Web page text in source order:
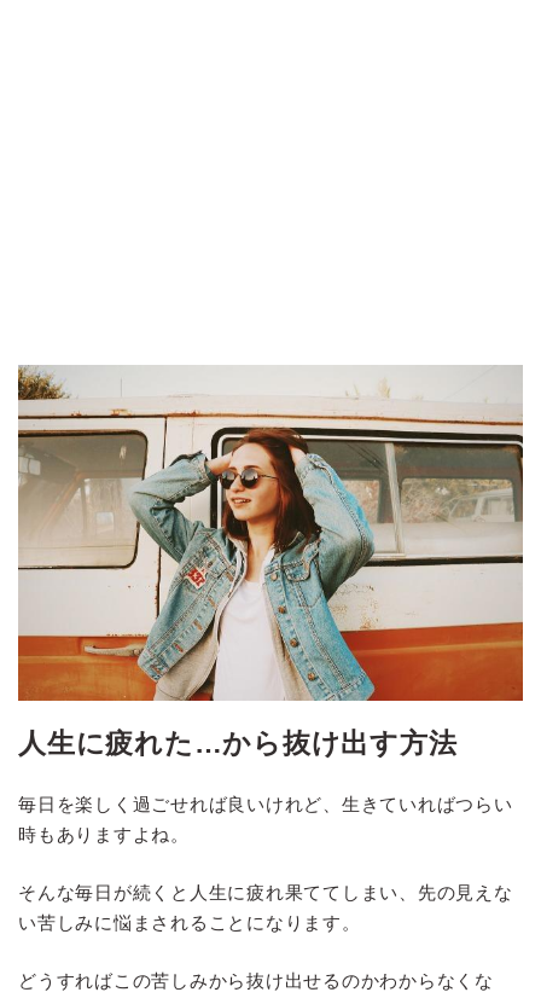
人生に疲れた…から抜け出す方法
毎日を楽しく過ごせれば良いけれど、生きていればつらい
時もありますよね。
そんな毎日が続くと人生に疲れ果ててしまい、先の見えな
い苦しみに悩まされることになります。
どうすればこの苦しみから抜け出せるのかわからなくな